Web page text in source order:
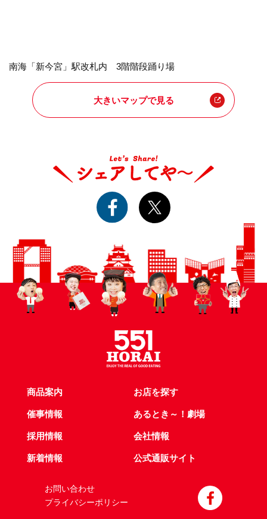
南海「新今宮」駅改札内 3階階段踊り場
大きいマップで見る
商品案内 お店を探す
催事情報 あるとき～！劇場
採用情報 会社情報
新着情報 公式通販サイト
お問い合わせ
プライバシーポリシー